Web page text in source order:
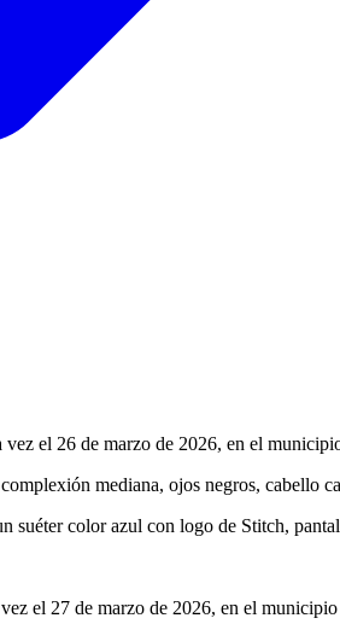
vez el 26 de marzo de 2026, en el
mediana, ojos negros, cabello
suéter color azul con logo de Stitch,
el 27 de marzo de 2026, en el